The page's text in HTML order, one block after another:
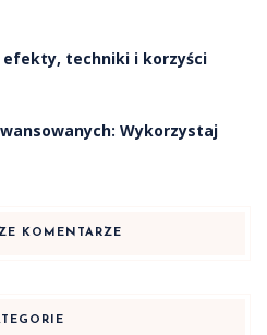
efekty, techniki i korzyści
Wykorzystaj
KOMENTARZE